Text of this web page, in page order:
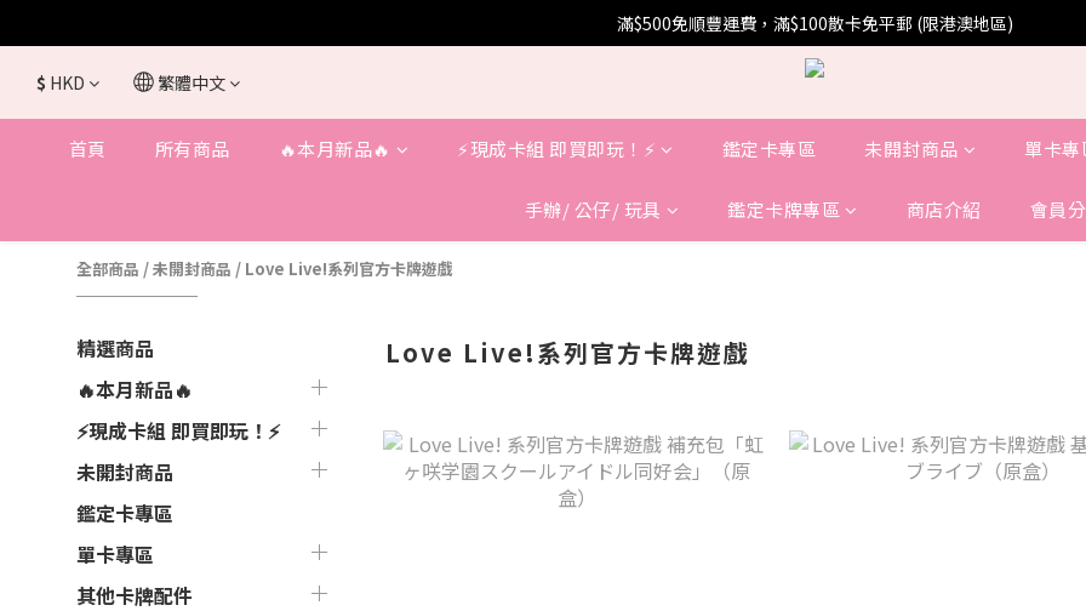
滿$500免順豐運費，滿$100散卡免平郵 (限港澳地區)
$ HKD 繁體中文
首頁 所有商品 🔥本月新品🔥 ⚡️現成卡組 即買即玩！⚡️ 鑑定卡專區 未開封商品 單卡專
手辦/ 公仔/ 玩具 鑑定卡牌專區 商店介紹 會員
全部商品 /未開封商品 / Love Live!系列官方卡牌遊戲
精選商品
🔥本月新品🔥
⚡️現成卡組 即買即玩！⚡️
未開封商品
鑑定卡專區
單卡專區
其他卡牌配件
Love Live!系列官方卡牌遊戲